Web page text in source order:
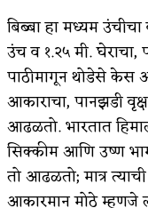
बिब्बा हा मध्यम
उंच व १.२५ मी.
पाठीमागून थोडेसे केस
आकाराचा, पानझडी
आढळतो. भारतात
सिक्कीम आणि उष्ण
तो आढळतो; मात्र
आकारमान मोठे म्हणजे